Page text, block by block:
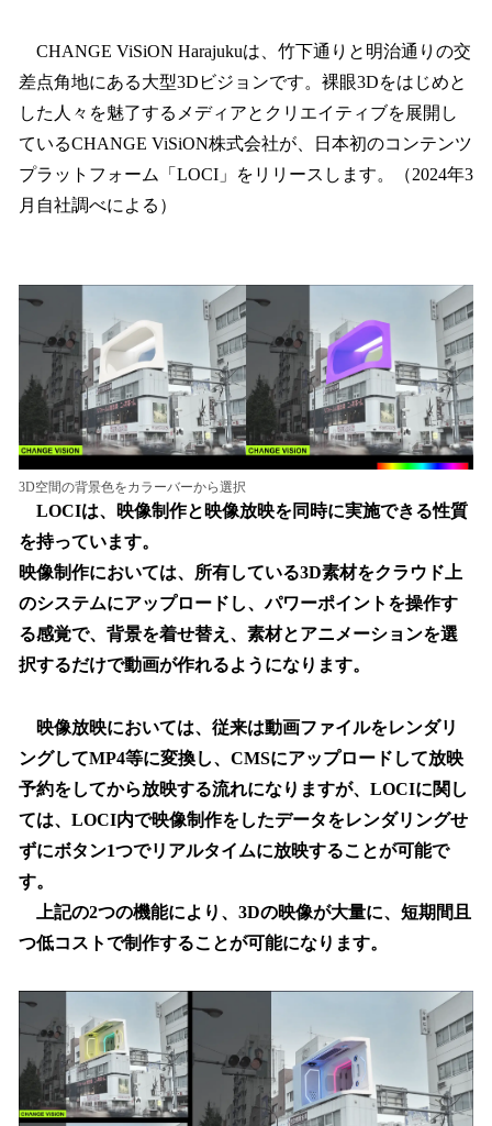
CHANGE ViSiON Harajukuは、竹下通りと明治通りの交
差点角地にある大型3Dビジョンです。裸眼3Dをはじめと
した人々を魅了するメディアとクリエイティブを展開し
ているCHANGE ViSiON株式会社が、日本初のコンテンツ
プラットフォーム「LOCI」をリリースします。（2024年3
月自社調べによる）
3D空間の背景色をカラーバーから選択
LOCIは、映像制作と映像放映を同時に実施できる性質
を持っています。
映像制作においては、所有している3D素材をクラウド上
のシステムにアップロードし、パワーポイントを操作す
る感覚で、背景を着せ替え、素材とアニメーションを選
択するだけで動画が作れるようになります。
映像放映においては、従来は動画ファイルをレンダリ
ングしてMP4等に変換し、CMSにアップロードして放映
予約をしてから放映する流れになりますが、LOCIに関し
ては、LOCI内で映像制作をしたデータをレンダリングせ
ずにボタン1つでリアルタイムに放映することが可能で
す。
上記の2つの機能により、3Dの映像が大量に、短期間且
つ低コストで制作することが可能になります。